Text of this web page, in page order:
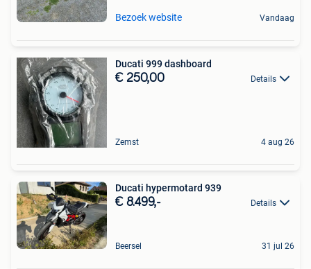
Bezoek website Vandaag
Ducati 999 dashboard
€ 250,00 Details
Zemst 4 aug 26
Ducati hypermotard 939
€ 8.499,- Details
Beersel 31 jul 26